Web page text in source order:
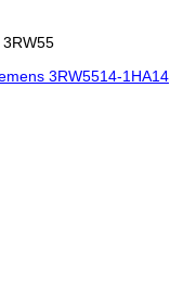
3RW5514-1HA14